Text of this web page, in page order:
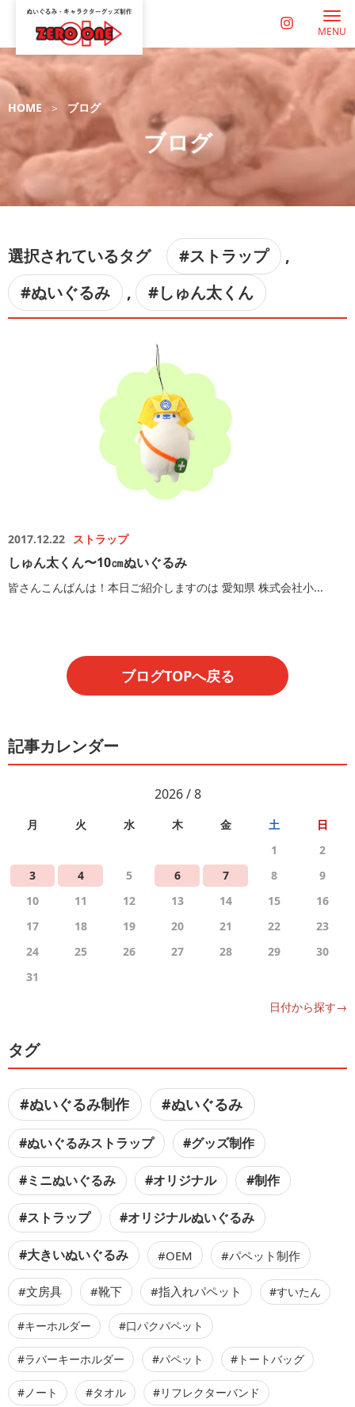
MENU
HOME ブログ
ブログ
選択されているタグ #ストラップ
,
#ぬいぐるみ
, #しゅん太くん
2017.12.22 ストラップ
しゅん太くん〜10㎝ぬいぐるみ
皆さんこんばんは！本日ご紹介しますのは 愛知県 株式会社小...
ブログTOPへ戻る
記事カレンダー
2026 / 8
月 火 水 木 金 土
日
1
2
3
4 5 6 7 8
9
10
11 12 13 14 15
16
17
18 19 20 21 22
23
24
25 26 27 28 29
30
31
日付から探す→
タグ
#ぬいぐるみ制作 #ぬいぐるみ
#ぬいぐるみストラップ #グッズ制作
#ミニぬいぐるみ #オリジナル #制作
#ストラップ #オリジナルぬいぐるみ
#大きいぬいぐるみ #OEM #パペット制作
#文房具 #靴下 #指入れパペット #すいたん
#キーホルダー #口パクパペット
#ラバーキーホルダー #パペット #トートバッグ
#ノート #タオル #リフレクターバンド